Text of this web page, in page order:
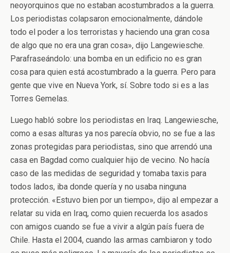
neoyorquinos que no estaban acostumbrados a la guerra.
Los periodistas colapsaron emocionalmente, dándole
todo el poder a los terroristas y haciendo una gran cosa
de algo que no era una gran cosa», dijo Langewiesche.
Parafraseándolo: una bomba en un edificio no es gran
cosa para quien está acostumbrado a la guerra. Pero para
gente que vive en Nueva York, sí. Sobre todo si es a las
Torres Gemelas.
Luego habló sobre los periodistas en Iraq. Langewiesche,
como a esas alturas ya nos parecía obvio, no se fue a las
zonas protegidas para periodistas, sino que arrendó una
casa en Bagdad como cualquier hijo de vecino. No hacía
caso de las medidas de seguridad y tomaba taxis para
todos lados, iba donde quería y no usaba ninguna
protección. «Estuvo bien por un tiempo», dijo al empezar a
relatar su vida en Iraq, como quien recuerda los asados
con amigos cuando se fue a vivir a algún país fuera de
Chile. Hasta el 2004, cuando las armas cambiaron y todo